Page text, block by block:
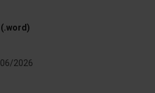
(.word)
2026